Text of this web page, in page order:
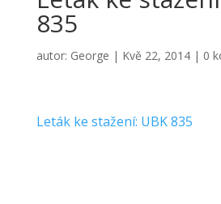
835
autor: George | Kvě 22, 2014| 0
Leták ke stažení: UBK 835